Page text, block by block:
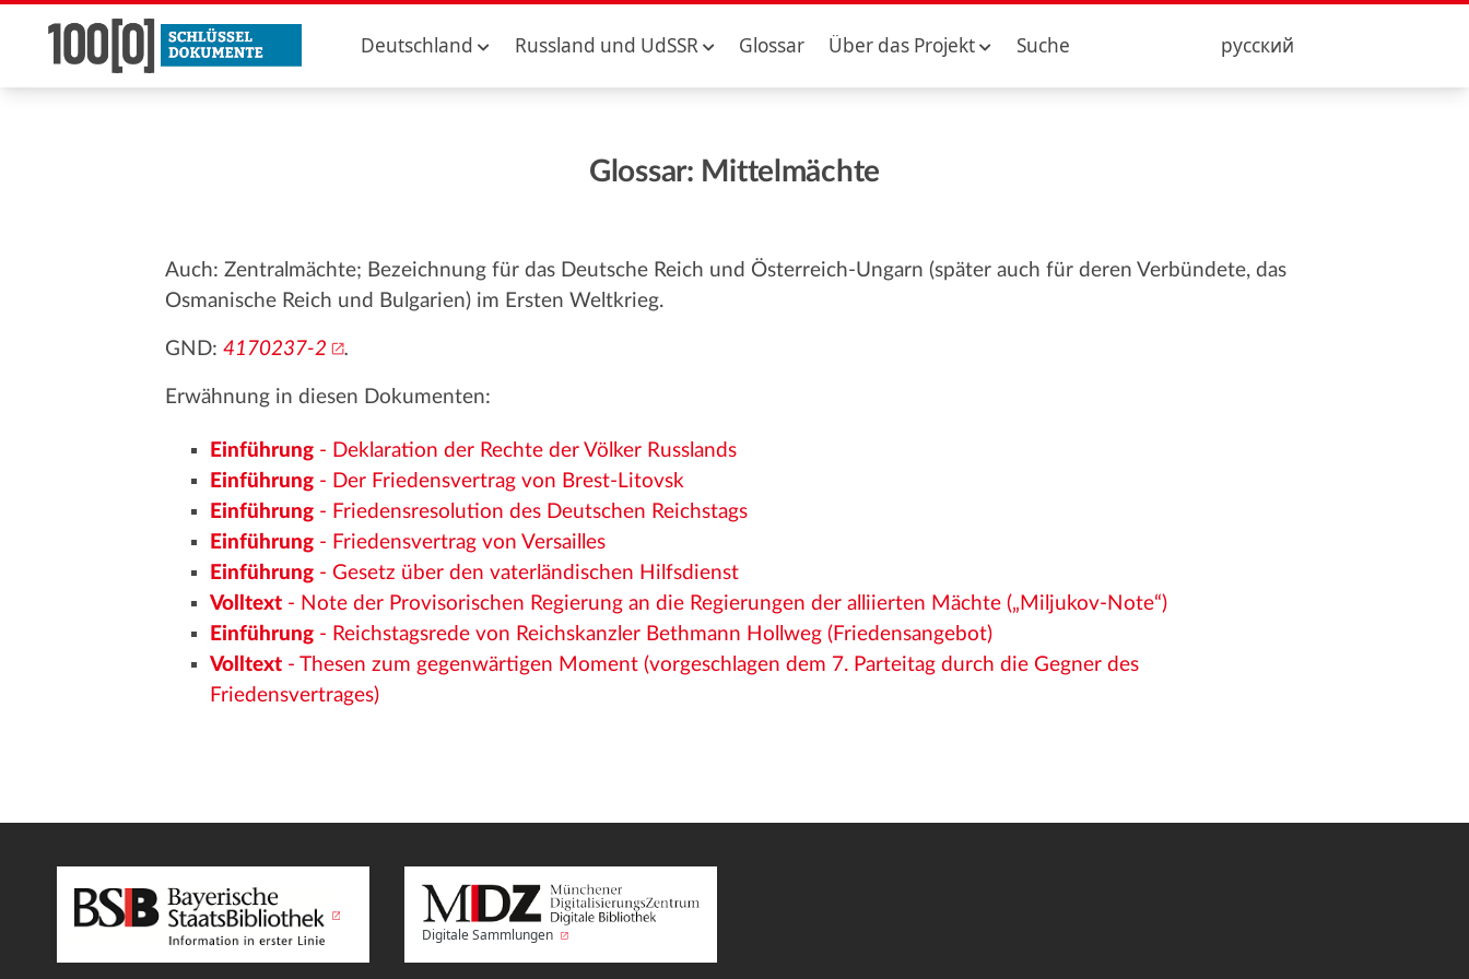
Deutschland Russland und UdSSR Glossar Über das Projekt Suche русский
Glossar: Mittelmächte
Auch: Zentralmächte; Bezeichnung für das Deutsche Reich und Österreich-Ungarn (später auch für deren Verbündete, das
Osmanische Reich und Bulgarien) im Ersten Weltkrieg.
GND: 4170237-2 .
Erwähnung in diesen Dokumenten:
Einführung - Deklaration der Rechte der Völker Russlands
Einführung - Der Friedensvertrag von Brest-Litovsk
Einführung - Friedensresolution des Deutschen Reichstags
Einführung - Friedensvertrag von Versailles
Einführung - Gesetz über den vaterländischen Hilfsdienst
Volltext - Note der Provisorischen Regierung an die Regierungen der alliierten Mächte („Miljukov-Note“)
Einführung - Reichstagsrede von Reichskanzler Bethmann Hollweg (Friedensangebot)
Volltext - Thesen zum gegenwärtigen Moment (vorgeschlagen dem 7. Parteitag durch die Gegner des
Friedensvertrages)
Digitale Sammlungen